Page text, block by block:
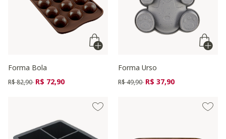
Forma Bola
Preço reduzido de
R$ 82,90 para
R$ 72,90
Forma Urso
Preço reduzido de
R$ 49,90 para
R$ 37,90